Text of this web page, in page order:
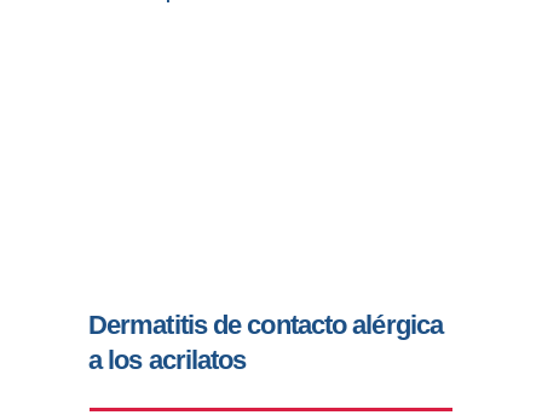
Dermatitis de contacto alérgica
a los acrilatos